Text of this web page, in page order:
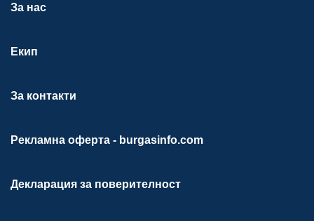
За нас
Екип
За контакти
Рекламна оферта - burgasinfo.com
Декларация за поверителност